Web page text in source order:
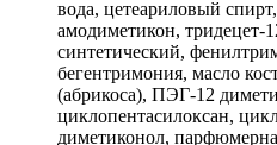
вода, цетеариловый
амодиметикон, тридецет-
синтетический,
бегентримония, масло
(абрикоса), ПЭГ-12
циклопентасилоксан,
диметиконол,